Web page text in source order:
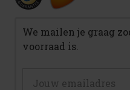
We mailen je graag
voorraad is.